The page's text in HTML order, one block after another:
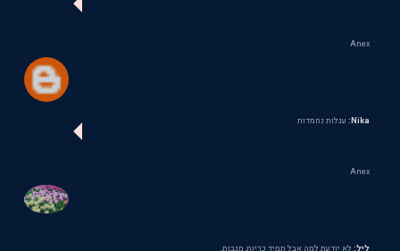
Anex
Nika: עגלות נחמדות
Anex
ליל: לא יודעת למה אבל תמיד כריות, מגבות,